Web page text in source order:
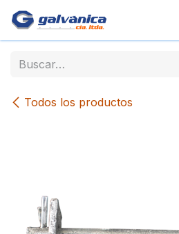
Ir al contenido
Todos los productos